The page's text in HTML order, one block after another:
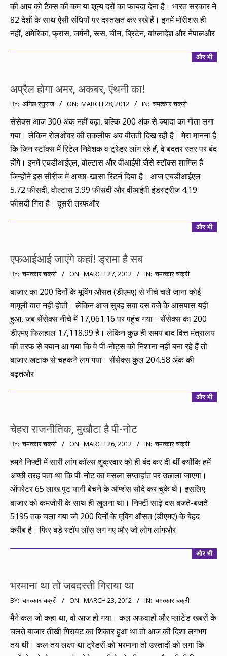
की आय को टैक्स की कम या शून्य दरों का फायदा देना है। भारत सरकार ने
82 देशों के साथ ऐसी संधियों पर दस्तखत कर रखे हैं। इनमें मॉरीशस ही
नहीं, अमेरिका, फ्रांस, जर्मनी, रूस, चीन, ब्रिटेन, बांग्लादेश और नेपालऔर
और भी
अप्रैल होगा अमर, अकबर, एंथनी का!
2012-
03-
BY: अनिल रघुराज ON: MARCH 28, 2012 IN: चमत्कार चक्री
सेंसेक्स आज 300 अंक नहीं बढ़ा, बल्कि 200 अंक से ज्यादा का गोता लगा
गया। लेकिन रोलओवर की तकलीफ अब बीतती दिख रही है। मेरा मानना है
कि जिन स्टॉक्स में रिटेल निवेशक व ट्रेडर लांग रहे हैं, वे बदतर स्तर पर बंद
होंगे। इनमें एचडीआईएल, वोल्टास और वीआईपी जैसे स्टॉक्स शामिल हैं
जिन्होंने इस सीरीज में अच्छा-खासा रिटर्न दिया है। आज एचडीआईएल
5.72 फीसदी, वोल्टास 3.99 फीसदी और वीआईपी इंडस्ट्रीज 4.19
फीसदी गिरा है। दूसरी तरफऔर
और भी
एफआईआई जाएंगे कहां! ड्रामा है सब
2012-
BY: चमत्कार चक्री ON: MARCH 27, 2012 IN: चमत्कार चक्री
बाजार का 200 दिनों के मूविंग औसत (डीएमए) से नीचे चले जाना कोई
मामूली बात नहीं होती। लेकिन आज सुबह सवा दस बजे के आसपास यही
हुआ, जब सेंसेक्स नीचे में 17,061.16 पर पहुंच गया। सेंसेक्स का 200
डीएमए फिलहाल 17,118.99 है। लेकिन कुछ ही समय बाद वित्त मंत्रालय
की तरफ से बयान आ गया कि वे पी-नोट्स को निशाना नहीं बना रहे हैं तो
बाजार खटाक से चहकने लग गया। सेंसेक्स कुल 204.58 अंक की
बढ़तऔर
और भी
चेहरा राजनीतिक, मुखौटा है पी-नोट
2012-
03-
BY: चमत्कार चक्री ON: MARCH 26, 2012 IN: चमत्कार चक्री
हमने निफ्टी में सारी लांग कॉल्स शुक्रवार को ही बंद कर दी थीं क्योंकि हमें
अच्छी तरह पता था कि पी-नोट का मसला सप्ताहांत पर उछाला जाएगा।
ऑपरेटर 65 लाख पुट यानी बेचने के ऑप्शंस सौदे कर चुके थे। इसलिए
बाजार को कमजोरी के साथ ही खुलना था। निफ्टी साढ़े दस बजते-बजते
5195 तक चला गया जो 200 दिनों के मूविंग औसत (डीएमए) के बेहद
करीब है। फिर बड़े स्टॉप लॉस लग गए और जो लोग लांगऔर
और भी
भरमाना था तो जबदस्ती गिराया था
2012-
03-
BY: चमत्कार चक्री ON: MARCH 23, 2012 IN: चमत्कार चक्री
मैंने कल जो कहा था, वो आज हो गया। कल अफवाहों और प्लांटेड खबरों के
चलते बाजार तीखी गिरावट का शिकार हुआ था तो आज की दिशा लगभग
तय थी। कल तय लक्ष्य था ट्रेडरों को भरमाना तो उस्तादों को लगा कि